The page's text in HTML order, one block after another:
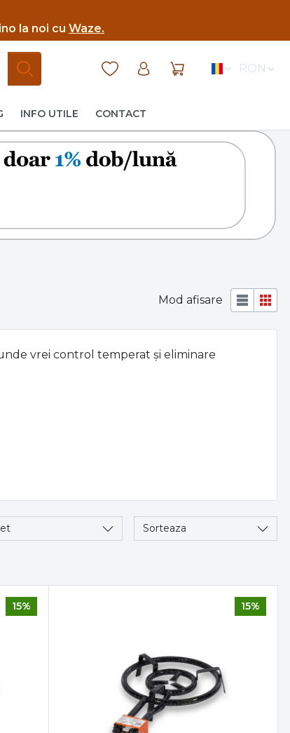
la noi cu Waze.
RON
INFO UTILE CONTACT
Mod afisare
vrei control temperat şi eliminare
Sorteaza
15% 15%